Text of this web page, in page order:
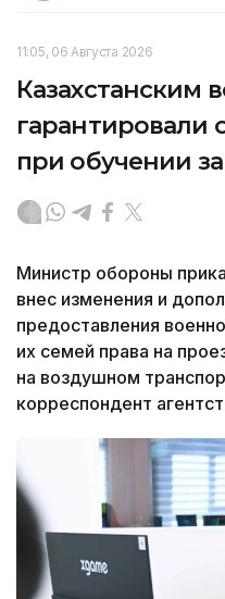
11:05, 06 Августа 2026
Казахстанским
гарантировали
при обучении
Министр обороны
внес изменения и
предоставления
их семей права на
на воздушном
корреспондент